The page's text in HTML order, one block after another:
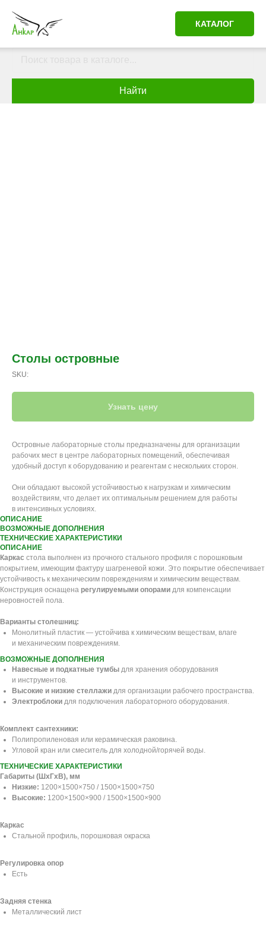
КАТАЛОГ
Найти
Столы островные
SKU:
Узнать цену
Островные лабораторные столы предназначены для организации
рабочих мест в центре лабораторных помещений, обеспечивая
удобный доступ к оборудованию и реагентам с нескольких сторон.
Они обладают высокой устойчивостью к нагрузкам и химическим
воздействиям, что делает их оптимальным решением для работы
в интенсивных условиях.
ОПИСАНИЕ
ВОЗМОЖНЫЕ ДОПОЛНЕНИЯ
ТЕХНИЧЕСКИЕ ХАРАКТЕРИСТИКИ
ОПИСАНИЕ
Каркас стола выполнен из прочного стального профиля с порошковым
покрытием, имеющим фактуру шагреневой кожи. Это покрытие обеспечивает
устойчивость к механическим повреждениям и химическим веществам.
Конструкция оснащена регулируемыми опорами для компенсации
неровностей пола.
Варианты столешниц:
Монолитный пластик — устойчива к химическим веществам, влаге
и механическим повреждениям.
ВОЗМОЖНЫЕ ДОПОЛНЕНИЯ
Навесные и подкатные тумбы для хранения оборудования
и инструментов.
Высокие и низкие стеллажи для организации рабочего пространства.
Электроблоки для подключения лабораторного оборудования.
Комплект сантехники:
Полипропиленовая или керамическая раковина.
Угловой кран или смеситель для холодной/горячей воды.
ТЕХНИЧЕСКИЕ ХАРАКТЕРИСТИКИ
Габариты (ШхГхВ), мм
Низкие: 1200×1500×750 / 1500×1500×750
Высокие: 1200×1500×900 / 1500×1500×900
Каркас
Стальной профиль, порошковая окраска
Регулировка опор
Есть
Задняя стенка
Металлический лист